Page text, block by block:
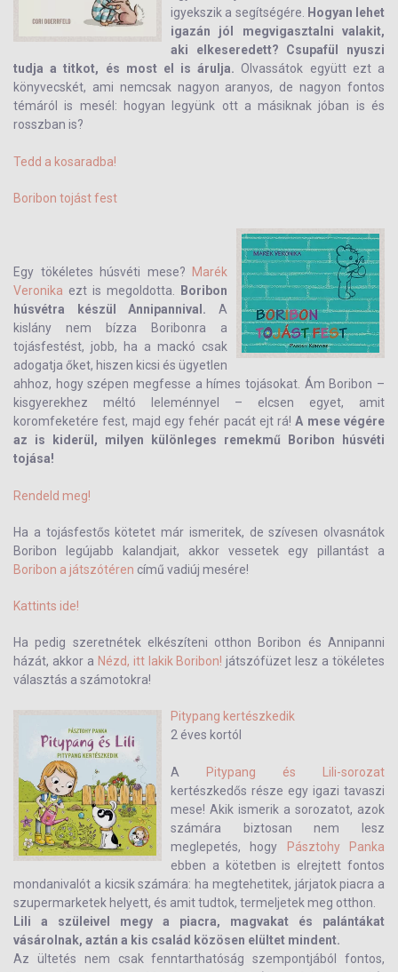
igyekszik a segítségére.
Hogyan lehet
igazán jól megvigasztalni valakit,
aki elkeseredett? Csupafül nyuszi
tudja a titkot, és most el is árulja. Olvassátok együtt ezt a
könyvecskét, ami nemcsak nagyon aranyos, de nagyon fontos
témáról is mesél: hogyan legyünk ott a másiknak jóban is és
rosszban is?
Tedd a kosaradba!
Boribon tojást fest
Egy tökéletes húsvéti mese?
Marék
Veronika ezt is megoldotta.
Boribon
húsvétra készül Annipannival. A
kislány nem bízza Boribonra a
tojásfestést, jobb, ha a mackó csak
adogatja őket, hiszen kicsi és ügyetlen
ahhoz, hogy szépen megfesse a hímes tojásokat. Ám Boribon –
kisgyerekhez méltó leleménnyel – elcsen egyet, amit
koromfeketére fest, majd egy fehér pacát ejt rá!A mese végére
az is kiderül, milyen különleges remekmű Boribon húsvéti
tojása!
Rendeld meg!
Ha a tojásfestős kötetet már ismeritek, de szívesen olvasnátok
Boribon legújabb kalandjait, akkor vessetek egy pillantást a
Boribon a játszótéren című vadiúj mesére!
Kattints ide!
Ha pedig szeretnétek elkészíteni otthon Boribon és Annipanni
házát, akkor a Nézd, itt lakik Boribon! játszófüzet lesz a tökéletes
választás a számotokra!
Pitypang kertészkedik
2 éves kortól
A
Pitypang és Lili-sorozat
kertészkedős része egy igazi tavaszi
mese! Akik ismerik a sorozatot, azok
számára biztosan nem lesz
meglepetés, hogy
Pásztohy Panka
ebben a kötetben is elrejtett fontos
mondanivalót a kicsik számára: ha megtehetitek, járjatok piacra a
szupermarketek helyett, és amit tudtok, termeljetek meg otthon.
Lili a szüleivel megy a piacra, magvakat és palántákat
vásárolnak, aztán a kis család közösen elültet mindent.
Az ültetés nem csak fenntarthatóság szempontjából fontos,